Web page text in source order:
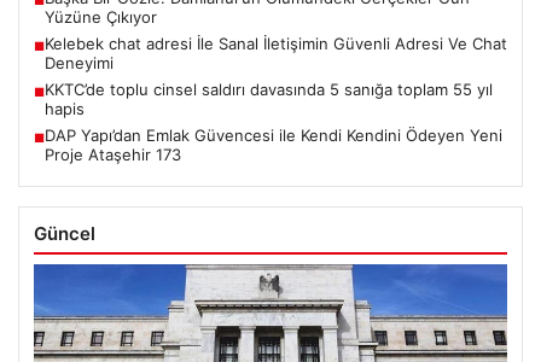
Yüzüne Çıkıyor
■Kelebek chat adresi İle Sanal İletişimin Güvenli Adresi Ve Chat
Deneyimi
■KKTC’de toplu cinsel saldırı davasında 5 sanığa toplam 55 yıl
hapis
■DAP Yapı’dan Emlak Güvencesi ile Kendi Kendini Ödeyen Yeni
Proje Ataşehir 173
Güncel